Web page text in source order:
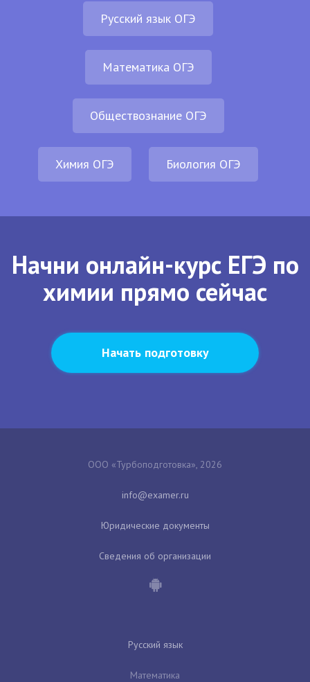
Русский язык ОГЭ
Математика ОГЭ
Обществознание ОГЭ
Химия ОГЭ Биология ОГЭ
Начни онлайн-курс ЕГЭ по
химии прямо сейчас
Начать подготовку
ООО «Турбоподготовка», 2026
Юридические документы
Сведения об организации
Русский язык
Математика